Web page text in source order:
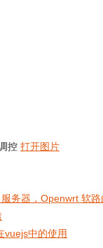
控 打开图片
务器，Openwrt 软
vuejs中的使用